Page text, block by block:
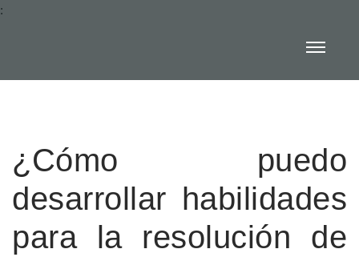
:
¿Cómo puedo
desarrollar habilidades
para la resolución de